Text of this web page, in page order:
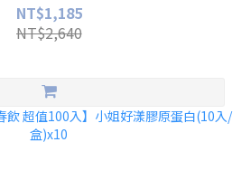
NT$1,185
NT$2,640